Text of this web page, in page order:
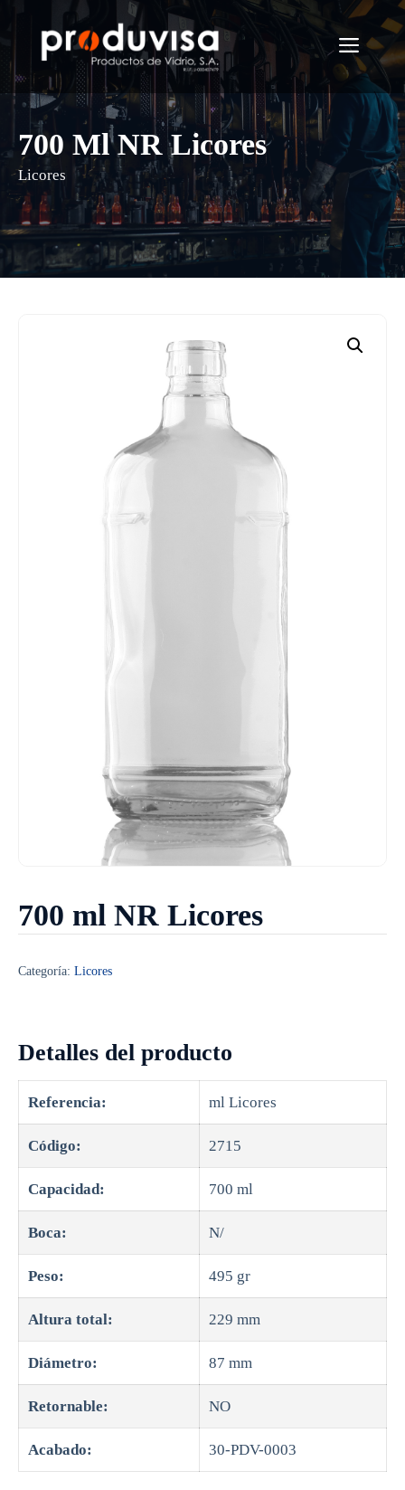
contenido
Menú
700 Ml NR Licores
Licores
700 ml NR Licores
Categoría: Licores
Detalles del producto
Referencia: ml Licores
Código: 2715
Capacidad: 700 ml
Boca: N/
Peso: 495 gr
Altura total: 229 mm
Diámetro: 87 mm
Retornable: NO
Acabado: 30-PDV-0003